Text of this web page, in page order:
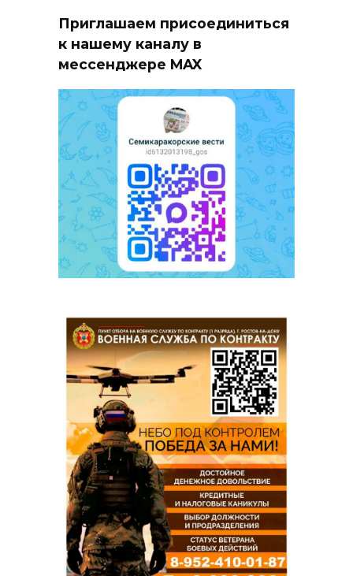
Приглашаем присоединиться
к нашему каналу в
мессенджере MAX